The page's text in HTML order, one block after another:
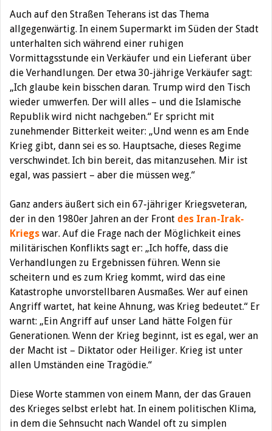
Auch auf den Straßen Teherans ist das Thema
allgegenwärtig. In einem Supermarkt im Süden der Stadt
unterhalten sich während einer ruhigen
Vormittagsstunde ein Verkäufer und ein Lieferant über
die Verhandlungen. Der etwa 30-jährige Verkäufer sagt:
„Ich glaube kein bisschen daran. Trump wird den Tisch
wieder umwerfen. Der will alles – und die Islamische
Republik wird nicht nachgeben.“ Er spricht mit
zunehmender Bitterkeit weiter: „Und wenn es am Ende
Krieg gibt, dann sei es so. Hauptsache, dieses Regime
verschwindet. Ich bin bereit, das mitanzusehen. Mir ist
egal, was passiert – aber die müssen weg.“
Ganz anders äußert sich ein 67-jähriger Kriegsveteran,
der in den 1980er Jahren an der Front des Iran-Irak-
Kriegs war. Auf die Frage nach der Möglichkeit eines
militärischen Konflikts sagt er: „Ich hoffe, dass die
Verhandlungen zu Ergebnissen führen. Wenn sie
scheitern und es zum Krieg kommt, wird das eine
Katastrophe unvorstellbaren Ausmaßes. Wer auf einen
Angriff wartet, hat keine Ahnung, was Krieg bedeutet.“ Er
warnt: „Ein Angriff auf unser Land hätte Folgen für
Generationen. Wenn der Krieg beginnt, ist es egal, wer an
der Macht ist – Diktator oder Heiliger. Krieg ist unter
allen Umständen eine Tragödie.“
Diese Worte stammen von einem Mann, der das Grauen
des Krieges selbst erlebt hat. In einem politischen Klima,
in dem die Sehnsucht nach Wandel oft zu simplen